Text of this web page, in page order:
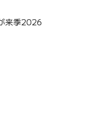
来季2026